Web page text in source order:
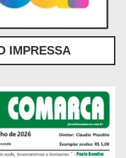
IMPRESSA